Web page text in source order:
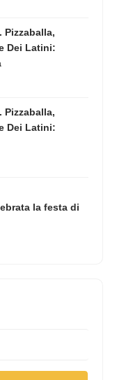
Dei Latini:
Dei Latini:
la festa di